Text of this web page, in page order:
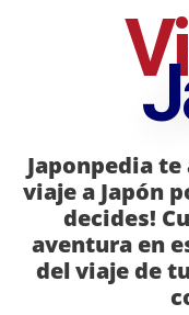
Japonpedia
viaje a Japón
decides!
aventura en
del viaje de